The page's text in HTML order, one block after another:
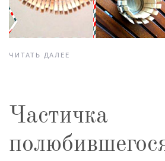
ЧИТАТЬ ДАЛЕЕ
Частичка